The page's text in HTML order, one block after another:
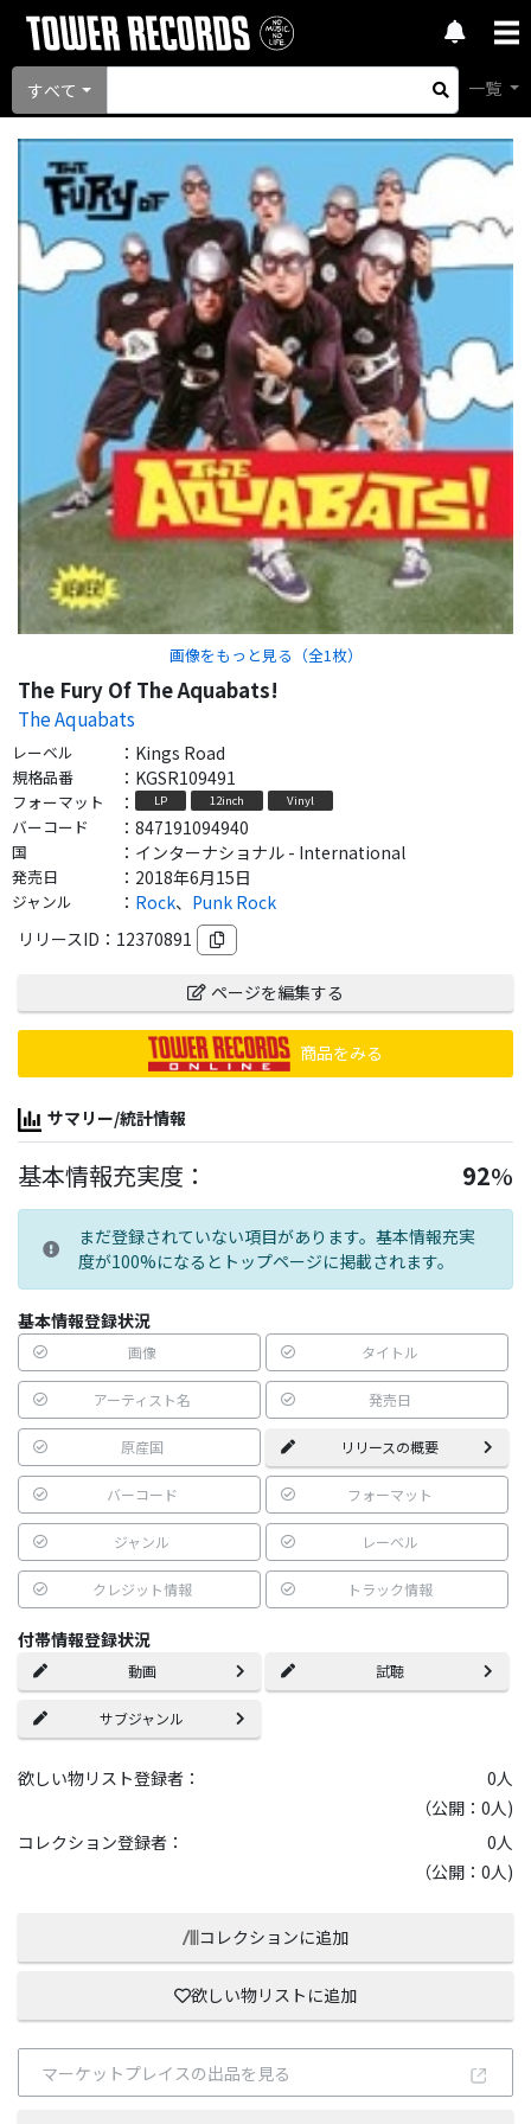
すべて 一覧
画像をもっと見る（全1 枚）
The Fury Of The Aquabats!
The Aquabats
レーベル ： Kings Road
規格品番 ： KGSR109491
フォーマット ： LP 12inch Vinyl
バーコード ： 847191094940
国 ： インターナショナル - International
発売日 ： 2018年6月15日
ジャンル ： Rock、 Punk Rock
リリースID： 12370891
ページを編集する
商品をみる
サマリー/統計情報
基本情報充実度： 92%
まだ登録されていない項目があります。基本情報充実
度が100%になるとトップページに掲載されます。
基本情報登録状況
画像 タイトル
アーティスト名 発売日
原産国 リリースの概要
バーコード フォーマット
ジャンル レーベル
クレジット情報 トラック情報
付帯情報登録状況
動画 試聴
サブジャンル
欲しい物リスト登録者： 0人
（公開：0人)
コレクション登録者：
0人
（公開：0人)
コレクションに追加
欲しい物リストに追加
マーケットプレイスの出品を見る